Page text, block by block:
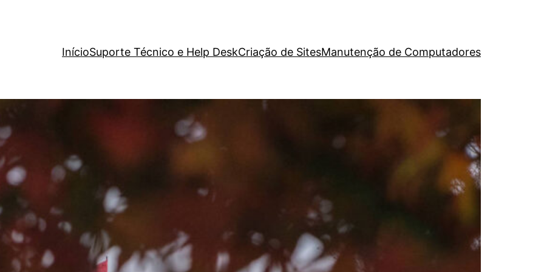
InícioSuporte Técnico e Help DeskCriação de SitesManutenção de Computadores